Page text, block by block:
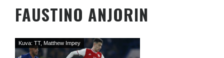
FAUSTINO ANJORIN
Kuva: TT, Matthew Impey